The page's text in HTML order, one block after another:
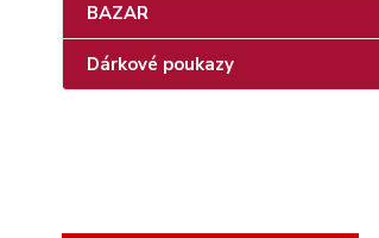
BAZAR
Dárkové poukazy